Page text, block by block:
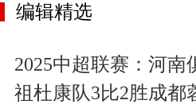
编辑精选
2025中超联赛：河南
祖杜康队3比2胜成都